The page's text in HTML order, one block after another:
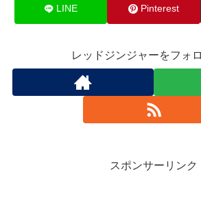
LINE Pinterest
レッドジンジャーをフォ
スポンサーリンク